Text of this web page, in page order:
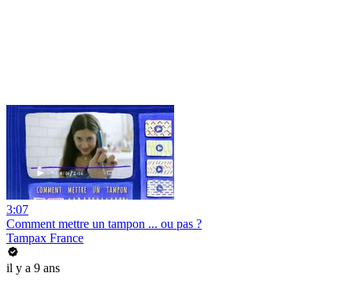
3:07
Comment mettre un tampon ... ou pas ?
Tampax France
il y a 9 ans